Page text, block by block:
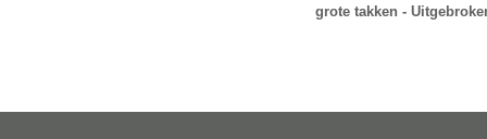
grote takken -